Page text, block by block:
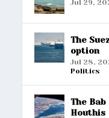
Jul 29,
The
option
Jul 28,
Politics
The
Houthis